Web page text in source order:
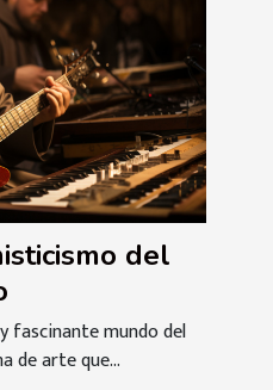
del
fascinante mundo del
de arte que...